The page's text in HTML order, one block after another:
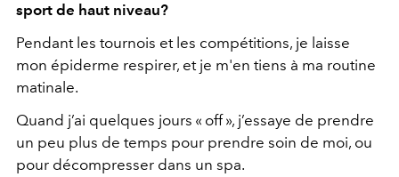
sport de haut niveau?
Pendant les tournois et les compétitions, je laisse
mon épiderme respirer, et je m'en tiens à ma routine
matinale.
Quand j’ai quelques jours « off », j’essaye de prendre
un peu plus de temps pour prendre soin de moi, ou
pour décompresser dans un spa.